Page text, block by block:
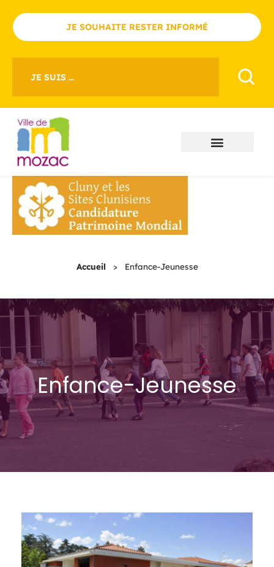
JE SOUHAITE RESTER INFORMÉ
JE SUIS ...
Accueil > Enfance-Jeunesse
Enfance-Jeunesse